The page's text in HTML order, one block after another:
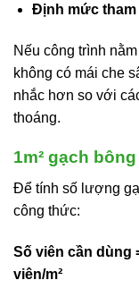
Định mức tham
Nếu công trình
không có mái che
nhắc hơn so với
thoáng.
1m² gạch
Để tính số lượng
công thức:
Số viên cần dùng
viên/m²